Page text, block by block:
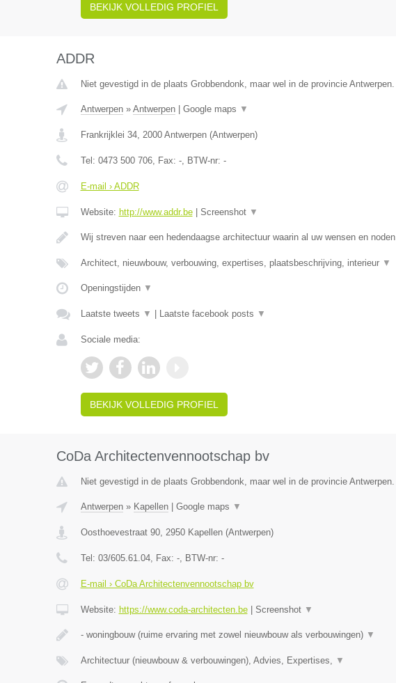
BEKIJK VOLLEDIG PROFIEL
ADDR
Niet gevestigd in de plaats Grobbendonk, maar wel in de provincie Antwerpen.
Antwerpen» Antwerpen| Google maps ▼
Frankrijklei 34, 2000 Antwerpen(Antwerpen)
Tel: 0473 500 706, Fax: -, BTW-nr: -
E-mail › ADDR
Website: http://www.addr.be| Screenshot ▼
Wij streven naar een hedendaagse architectuur waarin al uw wensen en noden
Architect, nieuwbouw, verbouwing, expertises, plaatsbeschrijving, interieur ▼
Openingstijden ▼
Laatste tweets ▼ Laatste facebook posts ▼
Sociale media:
BEKIJK VOLLEDIG PROFIEL
CoDa Architectenvennootschap bv
Niet gevestigd in de plaats Grobbendonk, maar wel in de provincie Antwerpen.
Antwerpen» Kapellen| Google maps ▼
Oosthoevestraat 90, 2950 Kapellen(Antwerpen)
Tel: 03/605.61.04, Fax: -, BTW-nr: -
E-mail › CoDa Architectenvennootschap bv
Website: https://www.coda-architecten.be| Screenshot ▼
- woningbouw (ruime ervaring met zowel nieuwbouw als verbouwingen) ▼
Architectuur (nieuwbouw & verbouwingen), Advies, Expertises, ▼